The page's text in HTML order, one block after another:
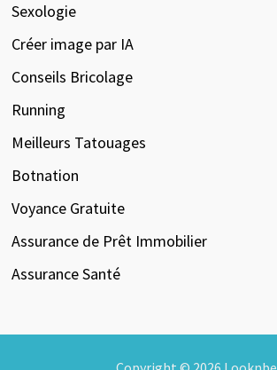
Sexologie
Créer image par IA
Conseils Bricolage
Running
Meilleurs Tatouages
Botnation
Voyance Gratuite
Assurance de Prêt Immobilier
Assurance Santé